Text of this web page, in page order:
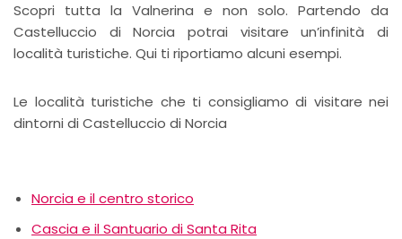
Scopri tutta la Valnerina e non solo. Partendo da
Castelluccio di Norcia potrai visitare un’infinità di
località turistiche. Qui ti riportiamo alcuni esempi.
Le località turistiche che ti consigliamo di visitare nei
dintorni di Castelluccio di Norcia
Norcia e il centro storico
Cascia e il Santuario di Santa Rita